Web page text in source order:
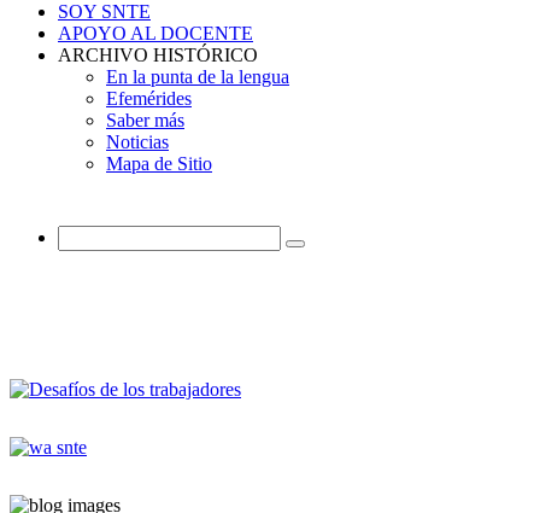
SOY SNTE
APOYO AL DOCENTE
ARCHIVO HISTÓRICO
En la punta de la lengua
Efemérides
Saber más
Noticias
Mapa de Sitio